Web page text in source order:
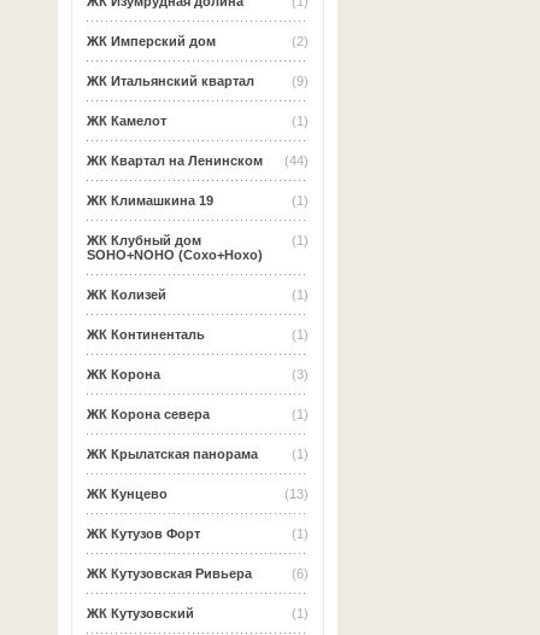
(2)
ЖК Имперский дом
(9)
ЖК Итальянский квартал
(1)
ЖК Камелот
(44)
ЖК Квартал на Ленинском
(1)
ЖК Климашкина 19
(1)
ЖК Клубный дом
SOHO+NOHO (Сохо+Нохо)
(1)
ЖК Колизей
(1)
ЖК Континенталь
(3)
ЖК Корона
(1)
ЖК Корона севера
(1)
ЖК Крылатская панорама
(13)
ЖК Кунцево
(1)
ЖК Кутузов Форт
(6)
ЖК Кутузовская Ривьера
(1)
ЖК Кутузовский